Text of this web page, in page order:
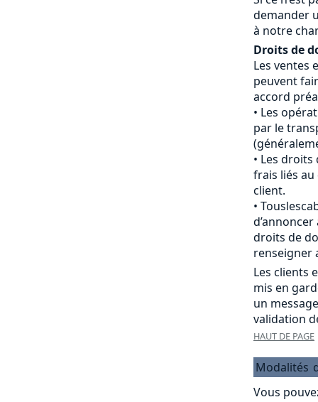
demander
à notre
Droits de
Les ventes
peuvent
accord
Les
par le
Les droits
frais liés
client.
droits de
renseigner
Les clients
mis en
un
validation
HAUT DE PAGE
Modalités
Vous